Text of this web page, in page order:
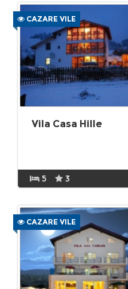
CAZARE VILE
Vila Casa Hille
5 3
CAZARE VILE